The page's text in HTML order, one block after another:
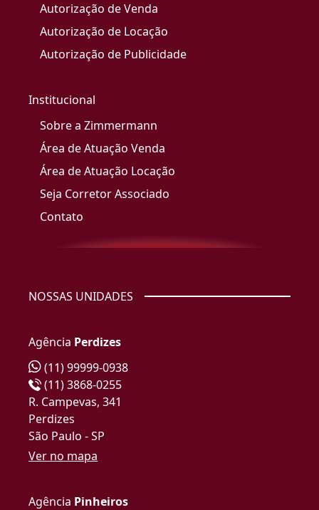
Autorização de Venda
Autorização de Locação
Autorização de Publicidade
Institucional
Sobre a Zimmermann
Área de Atuação Venda
Área de Atuação Locação
Seja Corretor Associado
Contato
NOSSAS UNIDADES
Agência Perdizes
(11) 99999-0938
(11) 3868-0255
R. Campevas, 341
Perdizes
São Paulo - SP
Ver no mapa
Agência Pinheiros